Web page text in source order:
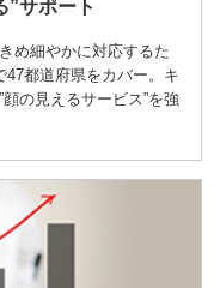
”サポート
め細やかに対応するた
都道府県をカバー。キ
の見えるサービス”を強